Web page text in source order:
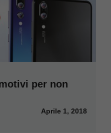
per non
Aprile 1, 2018